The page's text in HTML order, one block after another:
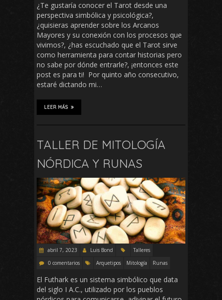
¿Te gustaría conocer el Tarot desde una
perspectiva simbólica y psicológica?,
¿quisieras aprender sobre los Arcanos
Mayores y su conexión con los procesos que
vivimos?, ¿has escuchado que el Tarot sirve
como herramienta para contar historias pero
no sabe por dónde entrarle?, ¡entonces este
post es para ti! Por quinto año consecutivo,
estaré dictando mi…
LEER MÁS
TALLER DE MITOLOGÍA
NÓRDICA Y RUNAS
abril 7, 2023 Luis Bond
Talleres
0 comentarios
Arquetipos Mitología Runas
El Futhark es un sistema simbólico que data
del siglo I A.C., utilizado por los pueblos